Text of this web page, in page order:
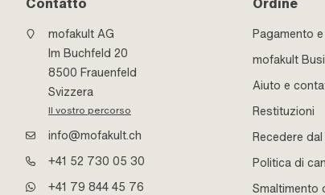
mofakult AG
Im Buchfeld 20
8500 Frauenfeld
Svizzera
Il vostro percorso
info@mofakult.ch
+41 52 730 05 30
+41 79 844 45 76
Pagamento
mofakult
Aiuto e
Restituzioni
Recedere
Politica di
Smaltimento